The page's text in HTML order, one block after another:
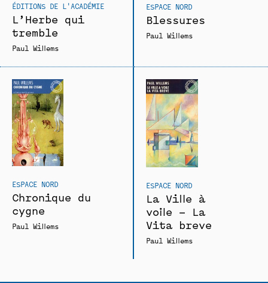
ÉDITIONS DE L'ACADÉMIE
L’Herbe qui
tremble
Paul Willems
ESPACE NORD
Blessures
Paul Willems
ESPACE NORD
Chronique du
cygne
Paul Willems
ESPACE NORD
La Ville à
voile – La
Vita breve
Paul Willems